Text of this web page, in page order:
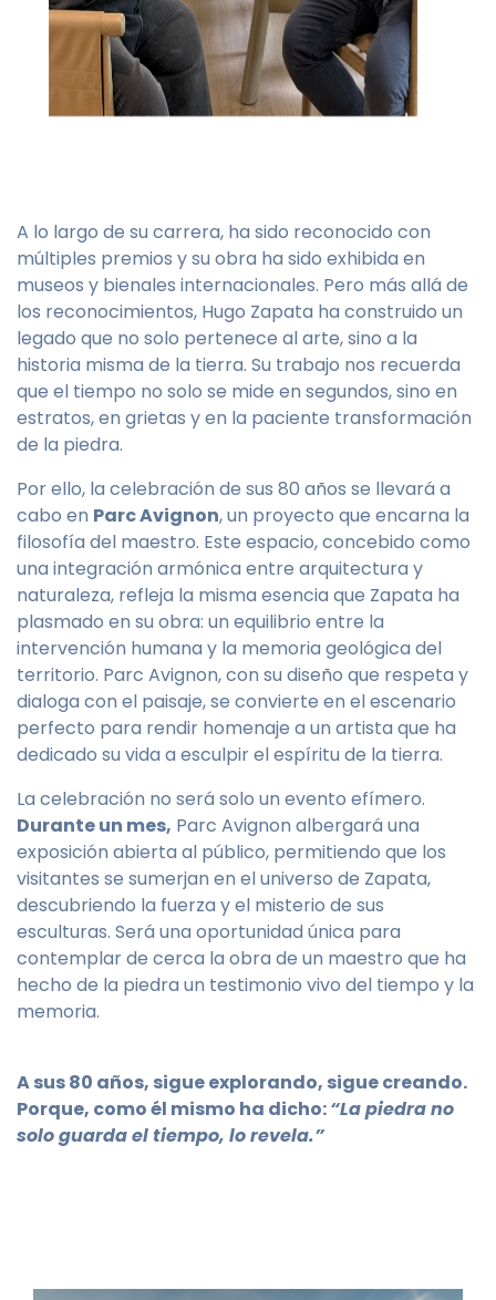
A lo largo de su carrera, ha sido reconocido con
múltiples premios y su obra ha sido exhibida en
museos y bienales internacionales. Pero más allá de
los reconocimientos, Hugo Zapata ha construido un
legado que no solo pertenece al arte, sino a la
historia misma de la tierra. Su trabajo nos recuerda
que el tiempo no solo se mide en segundos, sino en
estratos, en grietas y en la paciente transformación
de la piedra.
Por ello, la celebración de sus 80 años se llevará a
cabo en Parc Avignon, un proyecto que encarna la
filosofía del maestro. Este espacio, concebido como
una integración armónica entre arquitectura y
naturaleza, refleja la misma esencia que Zapata ha
plasmado en su obra: un equilibrio entre la
intervención humana y la memoria geológica del
territorio. Parc Avignon, con su diseño que respeta y
dialoga con el paisaje, se convierte en el escenario
perfecto para rendir homenaje a un artista que ha
dedicado su vida a esculpir el espíritu de la tierra.
La celebración no será solo un evento efímero.
Durante un mes, Parc Avignon albergará una
exposición abierta al público, permitiendo que los
visitantes se sumerjan en el universo de Zapata,
descubriendo la fuerza y el misterio de sus
esculturas. Será una oportunidad única para
contemplar de cerca la obra de un maestro que ha
hecho de la piedra un testimonio vivo del tiempo y la
memoria.
A sus 80 años, sigue explorando, sigue creando.
Porque, como él mismo ha dicho:“La piedra no
solo guarda el tiempo, lo revela.”